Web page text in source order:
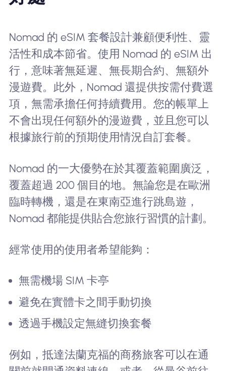
Nomad 的 eSIM 套餐設計兼顧便利性、靈
活性和成本節省。使用 Nomad 的 eSIM 出
行，意味著無延遲、無長期合約、無額外
漫遊費。此外，Nomad 還提供按需付費選
項，無需承擔任何持續費用。您的帳單上
不會出現任何額外的漫遊費，並且您可以
根據旅行前的預期使用情況自訂套餐。
Nomad 的一大優勢在於其覆蓋範圍廣泛，
覆蓋超過 200 個目的地。無論您是在歐洲
臨時轉機，還是在東南亞進行跳島遊，
Nomad 都能提供貼合您旅行習慣的計劃。
經常使用的使用者希望能夠：
無需機場 SIM 卡亭
避免在實體卡之間手動切換
透過手機設定無縫切換套餐
例如，抵達法蘭克福的商務旅客可以在通